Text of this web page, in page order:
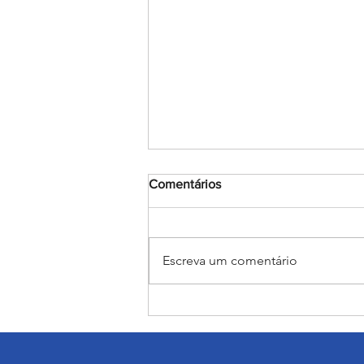
Comentários
Escreva um comentário